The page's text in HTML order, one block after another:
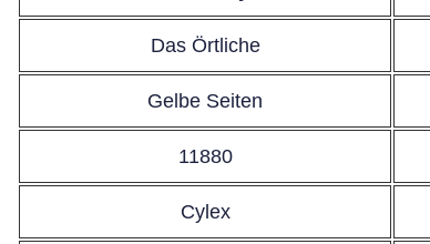
Das Örtliche
Gelbe Seiten
11880
Cylex